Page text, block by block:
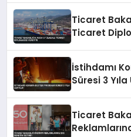
Ticaret
Ticaret
İstihdamı
Süresi 3 Yıla
Ticaret